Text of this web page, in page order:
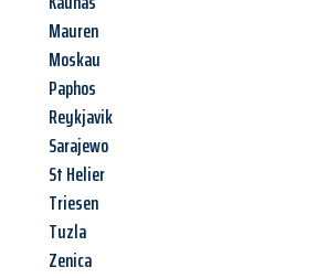
Mauren
Moskau
Paphos
Reykjavik
Sarajewo
St Helier
Triesen
Tuzla
Zenica